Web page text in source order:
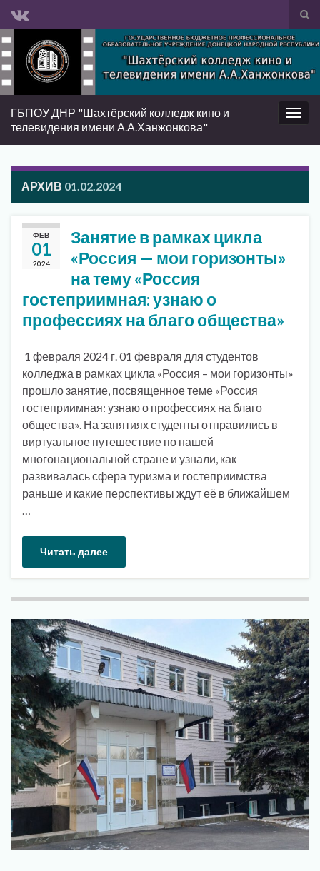
Вкл/
Search for:
Вкл/
ГБПОУ ДНР "Шахтёрский колледж кино и
телевидения имени А.А.Ханжонкова"
АРХИВ 01.02.2024
ФЕВ
01
2024
Занятие в рамках цикла
«Россия — мои горизонты»
на тему «Россия
гостеприимная: узнаю о
профессиях на благо общества»
1 февраля 2024 г. 01 февраля для студентов
колледжа в рамках цикла «Россия – мои горизонты»
прошло занятие, посвященное теме «Россия
гостеприимная: узнаю о профессиях на благо
общества». На занятиях студенты отправились в
виртуальное путешествие по нашей
многонациональной стране и узнали, как
развивалась сфера туризма и гостеприимства
раньше и какие перспективы ждут её в ближайшем
…
Читать далее